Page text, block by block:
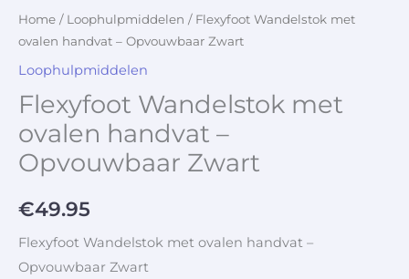
Home / Loophulpmiddelen / Flexyfoot Wandelstok met
ovalen handvat – Opvouwbaar Zwart
Loophulpmiddelen
Flexyfoot Wandelstok met
ovalen handvat –
Opvouwbaar Zwart
€49.95
Flexyfoot Wandelstok met ovalen handvat –
Opvouwbaar Zwart